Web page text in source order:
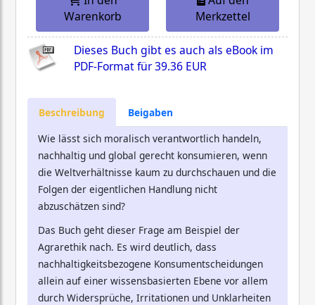
Warenkorb
Merkzettel
Dieses Buch gibt es auch als eBook im
PDF-Format für39.36 EUR
Beschreibung
Beigaben
Wie lässt sich moralisch verantwortlich handeln,
nachhaltig und global gerecht konsumieren, wenn
die Weltverhältnisse kaum zu durchschauen und die
Folgen der eigentlichen Handlung nicht
abzuschätzen sind?
Das Buch geht dieser Frage am Beispiel der
Agrarethik nach. Es wird deutlich, dass
nachhaltigkeitsbezogene Konsumentscheidungen
allein auf einer wissensbasierten Ebene vor allem
durch Widersprüche, Irritationen und Unklarheiten